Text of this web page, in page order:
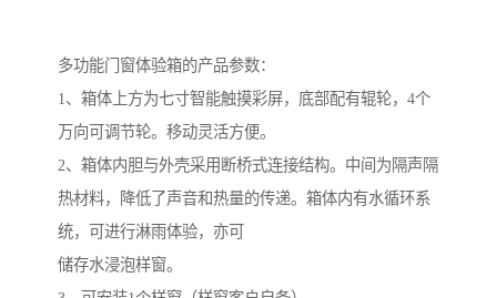
多功能门窗体验箱的产品参数：
1、箱体上方为七寸智能触摸彩屏，底部配有辊轮，4个
万向可调节轮。移动灵活方便。
2、箱体内胆与外壳采用断桥式连接结构。中间为隔声隔
热材料，降低了声音和热量的传递。箱体内有水循环系
统，可进行淋雨体验，亦可
储存水浸泡样窗。